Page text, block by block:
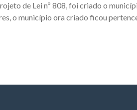
de Lei nº 808, foi criado o
o município ora criado ficou